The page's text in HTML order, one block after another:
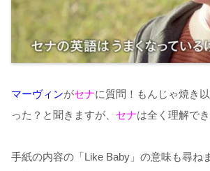
マーヴィンがセナに質問！もんじゃ焼き
った？と聞きますが、 セナは全く理解で
手紙の内容の「Like Baby 」の意味も尋ね